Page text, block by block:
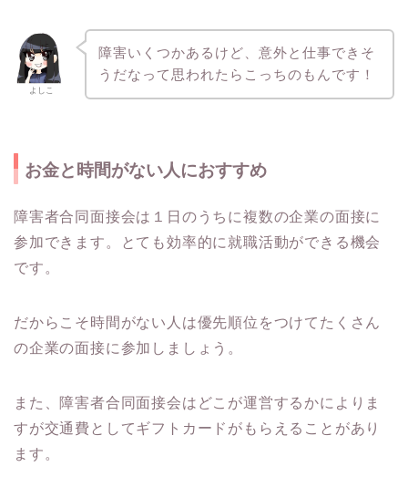
よしこ
障害いくつかあるけど、意外と仕事できそ
うだなって思われたらこっちのもんです！
お金と時間がない人におすすめ
障害者合同面接会は１日のうちに複数の企業の面接に
参加できます。とても効率的に就職活動ができる機会
です。
だからこそ時間がない人は優先順位をつけてたくさん
の企業の面接に参加しましょう。
また、障害者合同面接会はどこが運営するかによりま
すが交通費としてギフトカードがもらえることがあり
ます。